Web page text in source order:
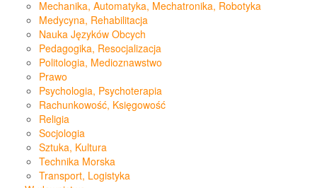
Mechanika, Automatyka, Mechatronika, Robotyka
Medycyna, Rehabilitacja
Nauka Języków Obcych
Pedagogika, Resocjalizacja
Politologia, Medioznawstwo
Prawo
Psychologia, Psychoterapia
Rachunkowość, Księgowość
Religia
Socjologia
Sztuka, Kultura
Technika Morska
Transport, Logistyka